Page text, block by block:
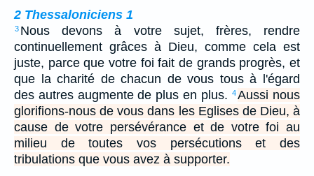
2 Thessaloniciens 1
3 Nous devons à votre sujet, frères, rendre
continuellement grâces à Dieu, comme cela est
juste, parce que votre foi fait de grands progrès, et
que la charité de chacun de vous tous à l'égard
des autres augmente de plus en plus.
4Aussi nous
glorifions-nous de vous dans les Eglises de Dieu, à
cause de votre persévérance et de votre foi au
milieu de toutes vos persécutions et des
tribulations que vous avez à supporter.